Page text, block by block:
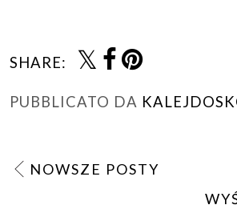
SHARE:
PUBBLICATO DA
NOWSZE POSTY